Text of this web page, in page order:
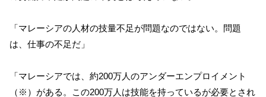
「マレーシアの人材の技量不足が問題なのではない。問題
は、仕事の不足だ」
「マレーシアでは、約200万人のアンダーエンプロイメント
（※）がある。この200万人は技能を持っているが必要とされ